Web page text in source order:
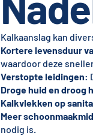
Kalkaanslag kan
Kortere levensduur
waardoor deze
Verstopte leidingen:
Droge huid en droog
Kalkvlekken op
Meer
nodig is.